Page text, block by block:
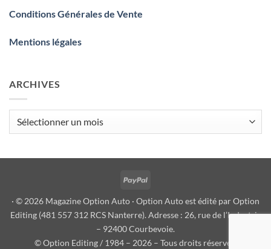
Conditions Générales de Vente
Mentions légales
ARCHIVES
PayPal
· © 2026 Magazine Option Auto · Option Auto est édité par Option
Editing (481 557 312 RCS Nanterre). Adresse : 26, rue de l’Industrie
– 92400 Courbevoie.
© Option Editing / 1984 – 2026 – Tous droits réservés.